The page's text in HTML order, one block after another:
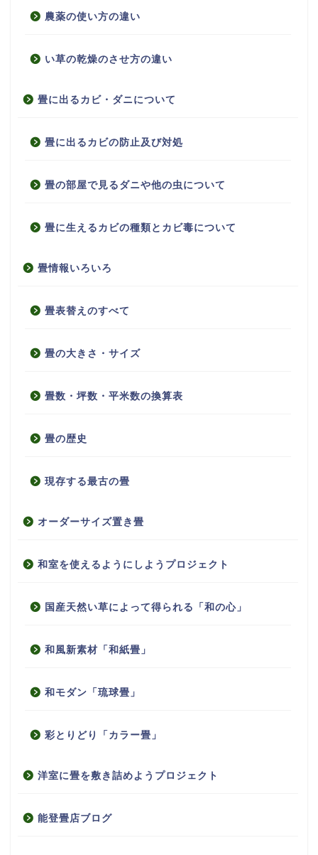
農薬の使い方の違い
い草の乾燥のさせ方の違い
畳に出るカビ・ダニについて
畳に出るカビの防止及び対処
畳の部屋で見るダニや他の虫について
畳に生えるカビの種類とカビ毒について
畳情報いろいろ
畳表替えのすべて
畳の大きさ・サイズ
畳数・坪数・平米数の換算表
畳の歴史
現存する最古の畳
オーダーサイズ置き畳
和室を使えるようにしようプロジェクト
国産天然い草によって得られる「和の心」
和風新素材「和紙畳」
和モダン「琉球畳」
彩とりどり「カラー畳」
洋室に畳を敷き詰めようプロジェクト
能登畳店ブログ